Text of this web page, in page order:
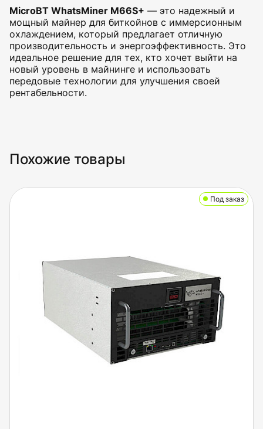
MicroBT WhatsMiner M66S+ — это надежный и
мощный майнер для биткойнов с иммерсионным
охлаждением, который предлагает отличную
производительность и энергоэффективность. Это
идеальное решение для тех, кто хочет выйти на
новый уровень в майнинге и использовать
передовые технологии для улучшения своей
рентабельности.
Похожие товары
Под заказ